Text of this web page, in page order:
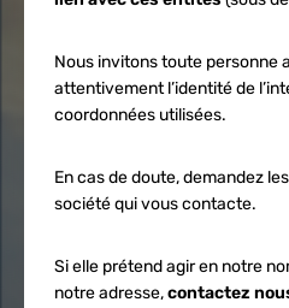
Nous invitons toute personne
attentivement l’identité de
coordonnées utilisées.
En cas de doute, demandez
société qui vous contacte.
Si elle prétend agir en notre
notre adresse,contactez